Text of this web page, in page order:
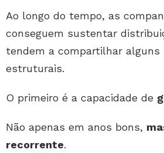
Ao longo do tempo, as
conseguem sustentar
tendem a compartilhar alguns
estruturais.
O primeiro é a capacidade de
Não apenas em anos bons,
recorrente.